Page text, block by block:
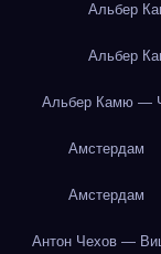
Альбер
Альбер
Альбер Камю —
Амстердам
Амстердам
Антон Чехов —